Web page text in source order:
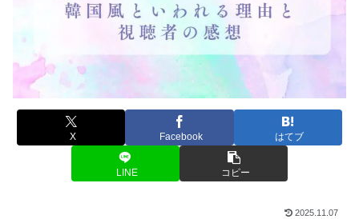
X Facebook はてブ
LINE コピー
2025.11.07